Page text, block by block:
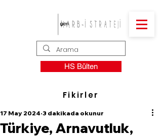
HS Bülten
Fikirler
Türkiye, Arnavutluk,
17 May 2024 3 dakikada okunur